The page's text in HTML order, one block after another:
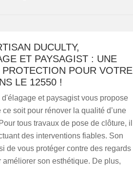
DUCULTY,
ET PAYSAGIST : UNE
POUR VOTRE
LE 12550 !
et paysagist vous propose
soit pour rénover la qualité d’une
tous travaux de pose de clôture, il
des interventions fiables. Son
de vous protéger contre des regards
son esthétique. De plus,